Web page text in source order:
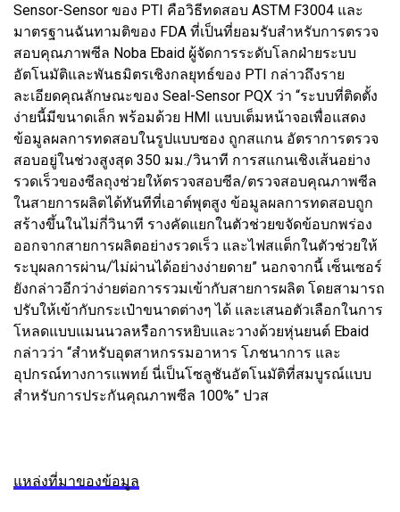
Sensor-Sensor ของ PTI คือวิธีทดสอบ ASTM F3004 และ
มาตรฐานฉันทามติของ FDA ที่เป็นที่ยอมรับสำหรับการตรวจ
สอบคุณภาพซีล Noba Ebaid ผู้จัดการระดับโลกฝ่ายระบบ
อัตโนมัติและพันธมิตรเชิงกลยุทธ์ของ PTI กล่าวถึงราย
ละเอียดคุณลักษณะของ Seal-Sensor PQX ว่า “ระบบที่ติดตั้ง
ง่ายนี้มีขนาดเล็ก พร้อมด้วย HMI แบบเต็มหน้าจอเพื่อแสดง
ข้อมูลผลการทดสอบในรูปแบบซอง ถูกสแกน อัตราการตรวจ
สอบอยู่ในช่วงสูงสุด 350 มม./วินาที การสแกนเชิงเส้นอย่าง
รวดเร็วของซีลถุงช่วยให้ตรวจสอบซีล/ตรวจสอบคุณภาพซีล
ในสายการผลิตได้ทันทีที่เอาต์พุตสูง ข้อมูลผลการทดสอบถูก
สร้างขึ้นในไม่กี่วินาที รางคัดแยกในตัวช่วยขจัดข้อบกพร่อง
ออกจากสายการผลิตอย่างรวดเร็ว และไฟสแต็กในตัวช่วยให้
ระบุผลการผ่าน/ไม่ผ่านได้อย่างง่ายดาย” นอกจากนี้ เซ็นเซอร์
ยังกล่าวอีกว่าง่ายต่อการรวมเข้ากับสายการผลิต โดยสามารถ
ปรับให้เข้ากับกระเป๋าขนาดต่างๆ ได้ และเสนอตัวเลือกในการ
โหลดแบบแมนนวลหรือการหยิบและวางด้วยหุ่นยนต์ Ebaid
กล่าวว่า “สำหรับอุตสาหกรรมอาหาร โภชนาการ และ
อุปกรณ์ทางการแพทย์ นี่เป็นโซลูชันอัตโนมัติที่สมบูรณ์แบบ
สำหรับการประกันคุณภาพซีล 100%” ปวส
แหล่งที่มาของข้อมูล